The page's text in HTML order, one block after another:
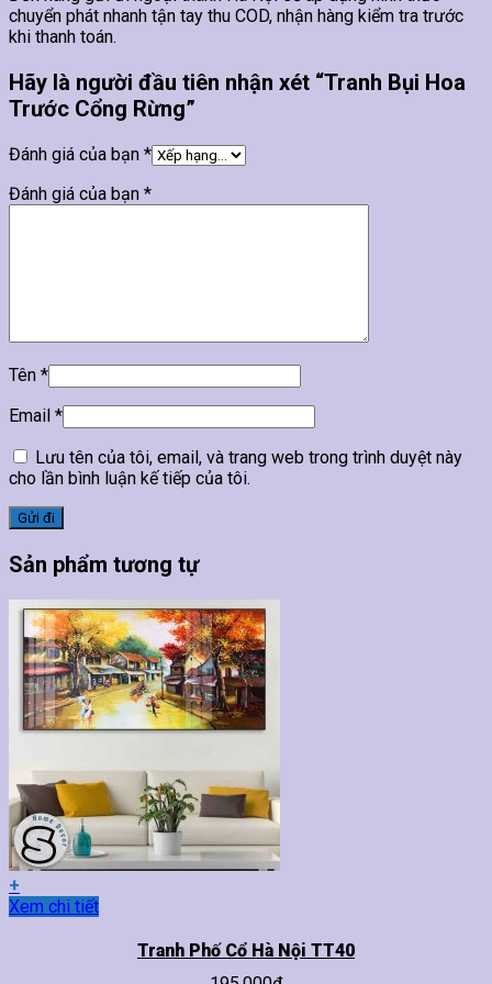
chuyển phát nhanh tận tay thu COD, nhận hàng kiểm tra trước
khi thanh toán.
Hãy là người đầu tiên nhận xét “Tranh Bụi Hoa
Trước Cổng Rừng”
Đánh giá của bạn *
Đánh giá của bạn *
Tên *
Email *
Lưu tên của tôi, email, và trang web trong trình duyệt này
cho lần bình luận kế tiếp của tôi.
Sản phẩm tương tự
+
Sản
Xem chi tiết
Tranh Phố Cổ Hà Nội TT40